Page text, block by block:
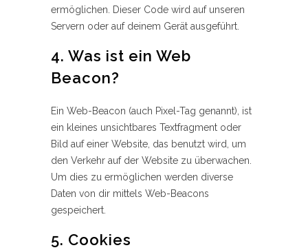
ermöglichen. Dieser Code wird auf unseren
Servern oder auf deinem Gerät ausgeführt.
4. Was ist ein Web
Beacon?
Ein Web-Beacon (auch Pixel-Tag genannt), ist
ein kleines unsichtbares Textfragment oder
Bild auf einer Website, das benutzt wird, um
den Verkehr auf der Website zu überwachen.
Um dies zu ermöglichen werden diverse
Daten von dir mittels Web-Beacons
gespeichert.
5. Cookies